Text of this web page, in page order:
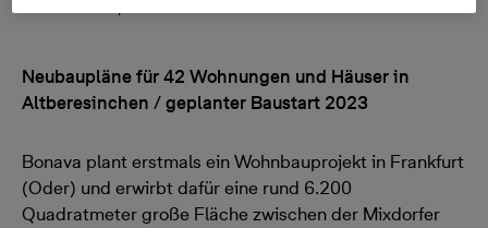
Neubaupläne für 42 Wohnungen und Häuser in
Altberesinchen / geplanter Baustart 2023
Bonava plant erstmals ein Wohnbauprojekt in Frankfurt
(Oder) und erwirbt dafür eine rund 6.200
Quadratmeter große Fläche zwischen der Mixdorfer